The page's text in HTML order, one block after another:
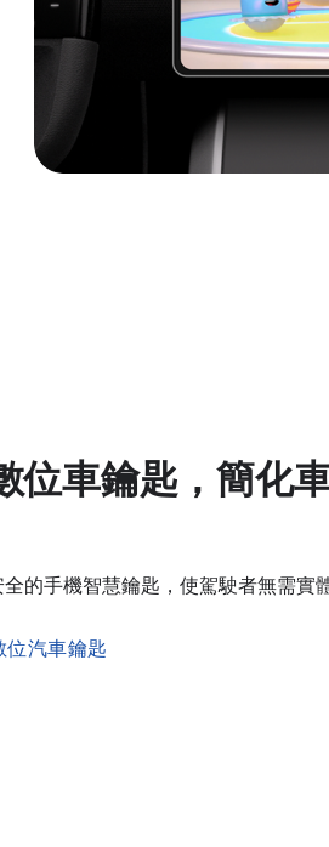
位車鑰匙，簡化
的手機智慧鑰匙，使駕駛者無需實
位汽車鑰匙